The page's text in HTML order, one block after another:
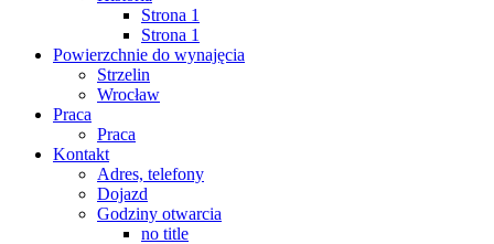
Strona 1
Strona 1
Powierzchnie do wynajęcia
Strzelin
Wrocław
Praca
Praca
Kontakt
Adres, telefony
Dojazd
Godziny otwarcia
no title